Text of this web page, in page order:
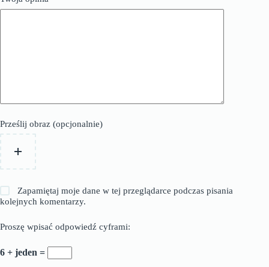
Prześlij obraz (opcjonalnie)
Zapamiętaj moje dane w tej przeglądarce podczas pisania
kolejnych komentarzy.
Proszę wpisać odpowiedź cyframi:
6 + jeden =